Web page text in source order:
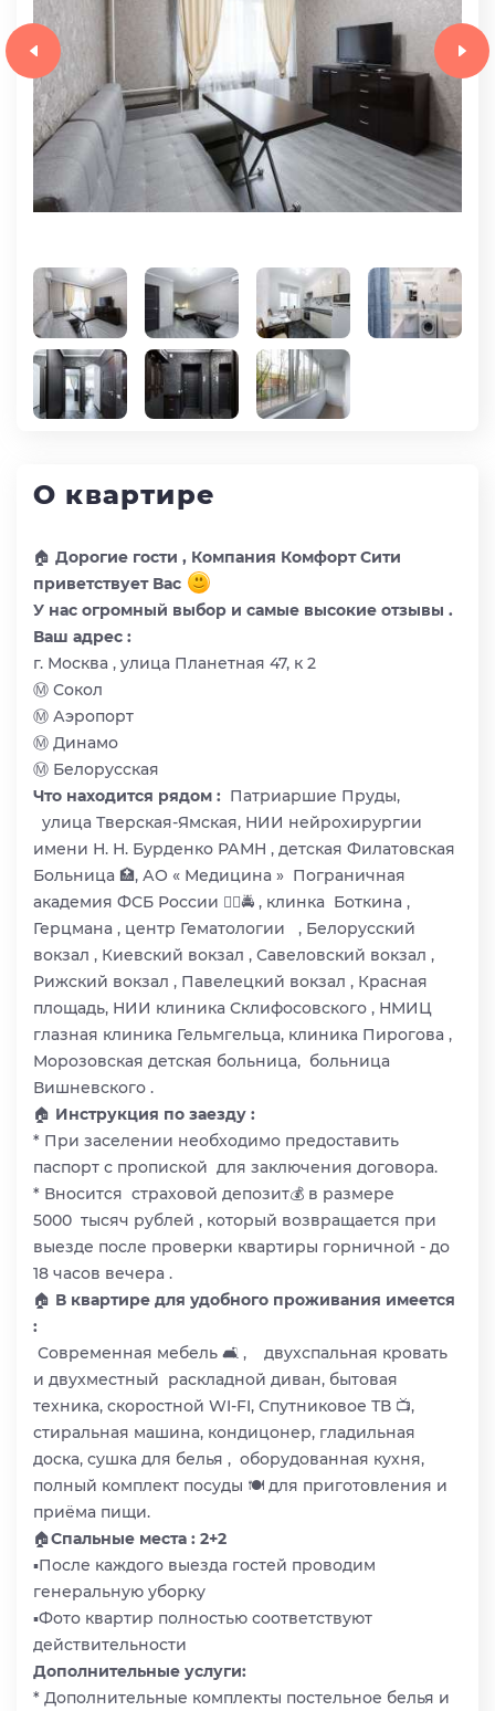
О квартире
🏠 Дорогие гости , Компания Комфорт Сити
приветствует Вас
У нас огромный выбор и самые высокие отзывы .
Ваш адрес :
г. Москва , улица Планетная 47, к 2
Ⓜ️ Сокол
Ⓜ️ Аэропорт
Ⓜ️ Динамо
Ⓜ️ Белорусская
Что находится рядом : Патриаршие Пруды,
улица Тверская-Ямская, НИИ нейрохирургии
имени Н. Н. Бурденко РАМН , детская Филатовская
Больница 🏥, АО « Медицина » Пограничная
академия ФСБ России 👮‍♂️🚔 , клинка Боткина ,
Герцмана , центр Гематологии , Белорусский
вокзал , Киевский вокзал , Савеловский вокзал ,
Рижский вокзал , Павелецкий вокзал , Красная
площадь, НИИ клиника Склифосовского , НМИЦ
глазная клиника Гельмгельца, клиника Пирогова ,
Морозовская детская больница, больница
Вишневского .
🏠 Инструкция по заезду :
* При заселении необходимо предоставить
паспорт с пропиской для заключения договора.
* Вносится страховой депозит💰 в размере
5000 тысяч рублей , который возвращается при
выезде после проверки квартиры горничной - до
18 часов вечера .
🏠 В квартире для удобного проживания имеется
:
Современная мебель 🛋 , двухспальная кровать
и двухместный раскладной диван, бытовая
техника, скоростной WI-FI, Спутниковое ТВ 📺,
стиральная машина, кондицонер, гладильная
доска, сушка для белья , оборудованная кухня,
полный комплект посуды 🍽 для приготовления и
приёма пищи.
🏠Спальные места : 2+2
▪️После каждого выезда гостей проводим
генеральную уборку
▪️Фото квартир полностью соответствуют
действительности
Дополнительные услуги:
* Дополнительные комплекты постельное белья и